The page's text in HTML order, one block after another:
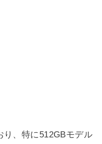
り、特に512GBモデル